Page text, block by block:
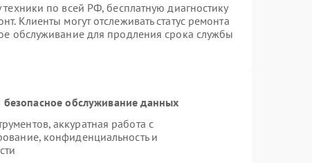
по всей РФ, бесплатную диагностику
Клиенты могут отслеживать статус ремонта
обслуживание для продления срока службы
обслуживание данных
аккуратная работа с
конфиденциальность и